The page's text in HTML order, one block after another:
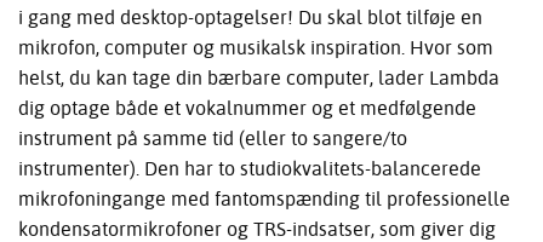
i gang med desktop-optagelser! Du skal blot tilføje en
mikrofon, computer og musikalsk inspiration. Hvor som
helst, du kan tage din bærbare computer, lader Lambda
dig optage både et vokalnummer og et medfølgende
instrument på samme tid (eller to sangere/to
instrumenter). Den har to studiokvalitets-balancerede
mikrofoningange med fantomspænding til professionelle
kondensatormikrofoner og TRS-indsatser, som giver dig